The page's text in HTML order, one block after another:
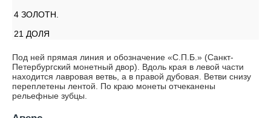
4 ЗОЛОТН.
21 ДОЛЯ
Под ней прямая линия и обозначение «С.П.Б.» (Санкт-
Петербургский монетный двор). Вдоль края в левой части
находится лавровая ветвь, а в правой дубовая. Ветви снизу
переплетены лентой. По краю монеты отчеканены
рельефные зубцы.